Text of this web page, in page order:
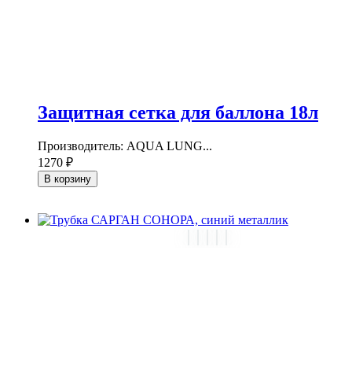
Защитная сетка для баллона 18л
Производитель: AQUA LUNG...
1270 ₽
В корзину